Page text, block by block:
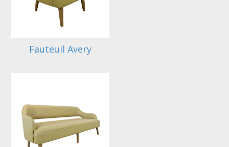
Fauteuil Avery